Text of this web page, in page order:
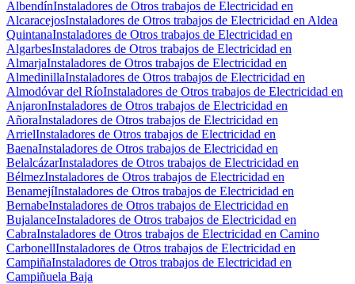
AlbendínInstaladores de Otros trabajos de Electricidad en
AlcaracejosInstaladores de Otros trabajos de Electricidad en Aldea
QuintanaInstaladores de Otros trabajos de Electricidad en
AlgarbesInstaladores de Otros trabajos de Electricidad en
AlmarjaInstaladores de Otros trabajos de Electricidad en
AlmedinillaInstaladores de Otros trabajos de Electricidad en
Almodóvar del RíoInstaladores de Otros trabajos de Electricidad en
AnjaronInstaladores de Otros trabajos de Electricidad en
AñoraInstaladores de Otros trabajos de Electricidad en
ArrielInstaladores de Otros trabajos de Electricidad en
BaenaInstaladores de Otros trabajos de Electricidad en
BelalcázarInstaladores de Otros trabajos de Electricidad en
BélmezInstaladores de Otros trabajos de Electricidad en
BenamejíInstaladores de Otros trabajos de Electricidad en
BernabeInstaladores de Otros trabajos de Electricidad en
BujalanceInstaladores de Otros trabajos de Electricidad en
CabraInstaladores de Otros trabajos de Electricidad en Camino
CarbonellInstaladores de Otros trabajos de Electricidad en
CampiñaInstaladores de Otros trabajos de Electricidad en
Campiñuela Baja